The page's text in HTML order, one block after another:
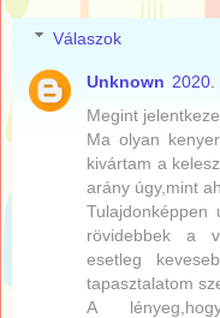
Válaszok
Unknown 2020.
Megint
Ma olyan
kivártam a
arány úgy,mint
Tulajdonképpen
rövidebbek a
esetleg
tapasztalatom
A